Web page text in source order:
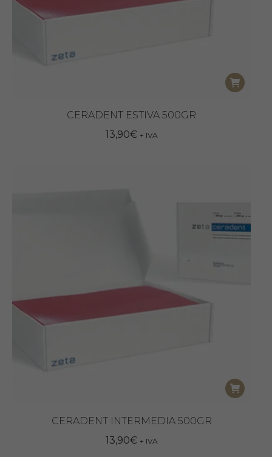
CERADENT ESTIVA 500GR
13,90€ + IVA
CERADENT INTERMEDIA 500GR
13,90€ + IVA